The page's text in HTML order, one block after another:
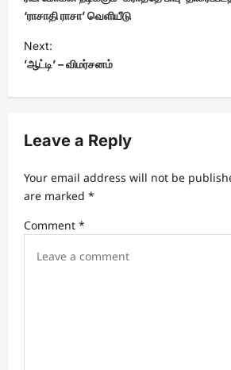
s
t
n
a
i
a
i
‘ராசாதி ராசா’ வெளியீடு
Next:
’ஆட்டி’ – விமர்சனம்
Leave a Reply
Your email address will not be
are marked *
Comment *